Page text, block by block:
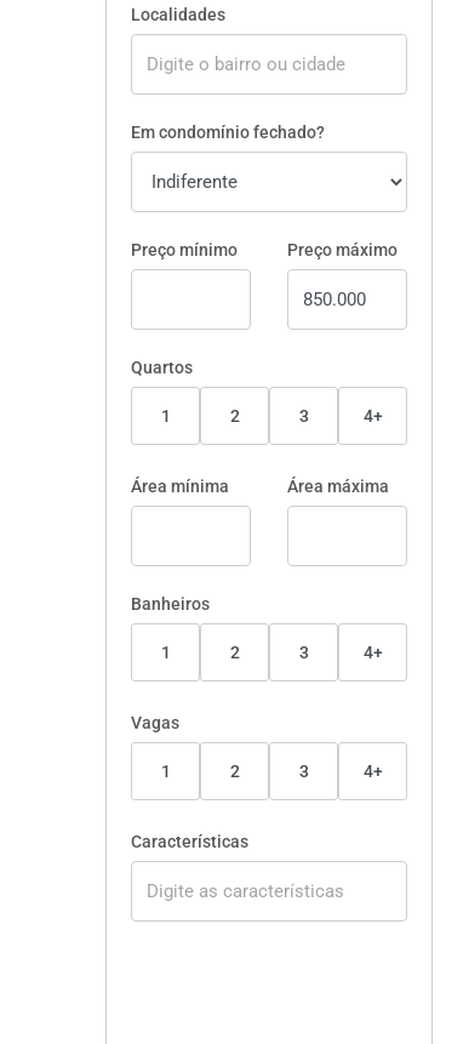
Localidades
Em condomínio fechado?
Preço mínimo Preço máximo
Quartos
1 2 3 4+
Área mínima Área máxima
Banheiros
1 2 3 4+
Vagas
1 2 3 4+
Características